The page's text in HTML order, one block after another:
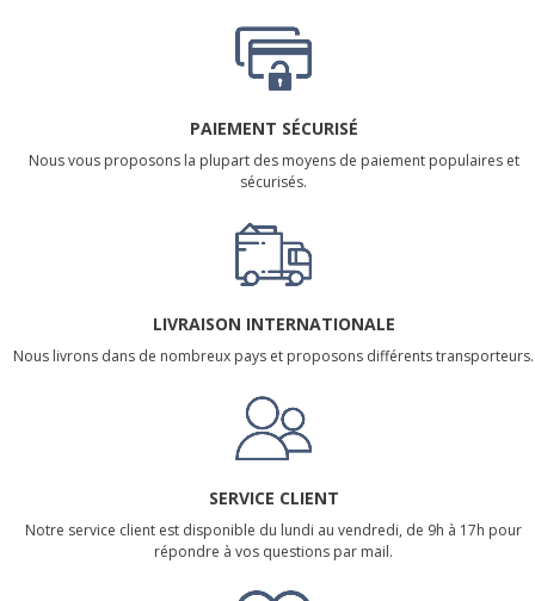
PAIEMENT SÉCURISÉ
Nous vous proposons la plupart des moyens de paiement populaires et
sécurisés.
LIVRAISON INTERNATIONALE
Nous livrons dans de nombreux pays et proposons différents transporteurs.
SERVICE CLIENT
Notre service client est disponible du lundi au vendredi, de 9h à 17h pour
répondre à vos questions par mail.